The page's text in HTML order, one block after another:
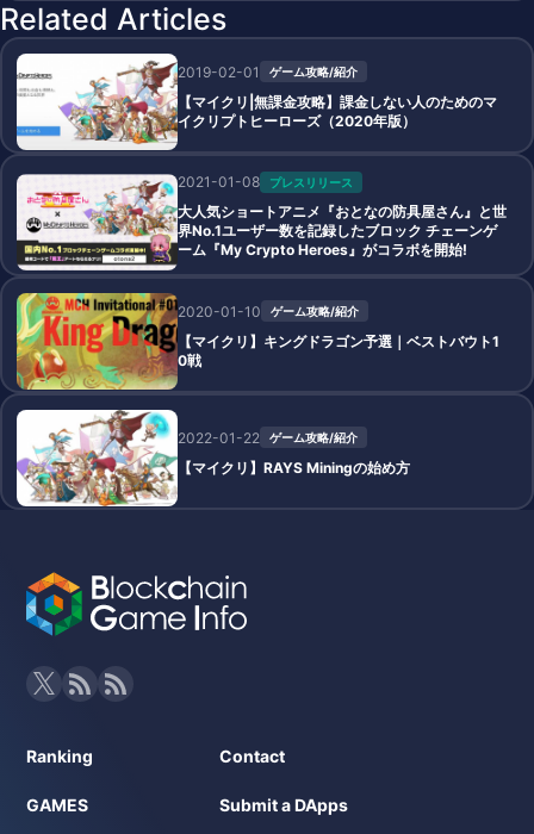
Related Articles
2019-02-01 ゲーム攻略/紹介
【マイクリ|無課金攻略】課金しない人のためのマ
イクリプトヒーローズ（2020年版）
2021-01-08 プレスリリース
大人気ショートアニメ『おとなの防具屋さん』と世
界No.1ユーザー数を記録したブロック チェーンゲ
ーム『My Crypto Heroes』がコラボを開始!
2020-01-10 ゲーム攻略/紹介
【マイクリ】キングドラゴン予選｜ベストバウト1
0戦
2022-01-22 ゲーム攻略/紹介
【マイクリ】RAYS Miningの始め方
Ranking
GAMES
Contact
Submit a DApps